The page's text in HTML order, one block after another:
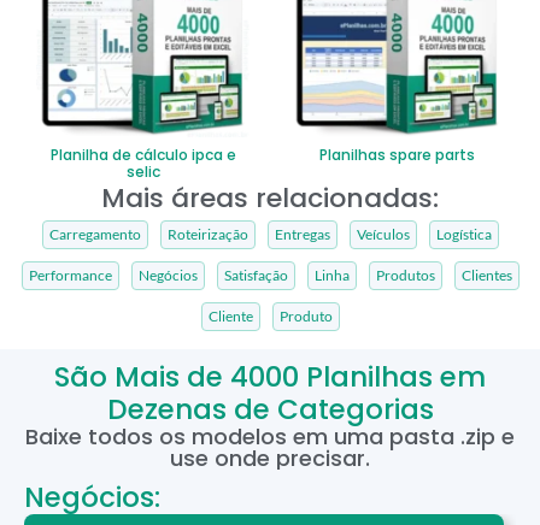
Planilha de cálculo ipca e
selic
Planilhas spare parts
Mais áreas relacionadas:
Carregamento Roteirização Entregas Veículos Logística
Performance Negócios Satisfação Linha Produtos Clientes
Cliente Produto
São Mais de 4000 Planilhas em
Dezenas de Categorias
Baixe todos os modelos em uma pasta .zip e
use onde precisar.
Negócios: